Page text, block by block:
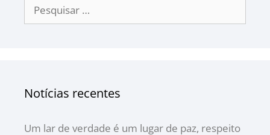
Notícias recentes
Um lar de verdade é um lugar de paz, respeito